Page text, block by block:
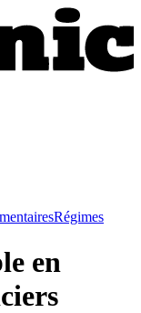
Régimes
en